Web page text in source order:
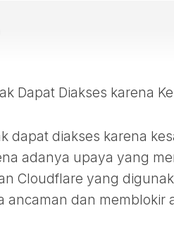
Dapat Diakses karena
dapat diakses karena
adanya upaya yang
Cloudflare yang
ancaman dan memblokir